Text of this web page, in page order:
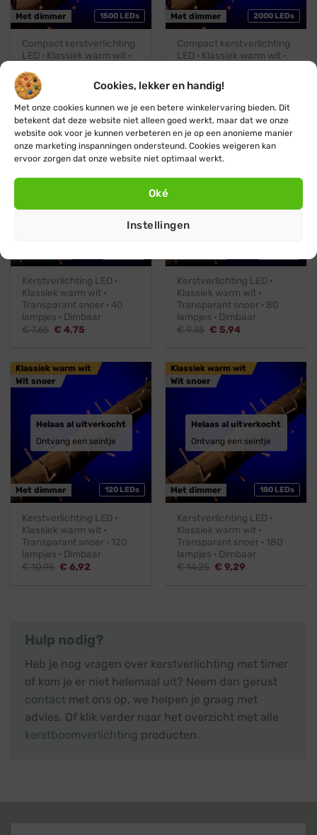
Cookies, lekker en handig!
Met onze cookies kunnen we je een betere winkelervaring bieden. Dit
betekent dat deze website niet alleen goed werkt, maar dat we onze
website ook voor je kunnen verbeteren en je op een anonieme manier
onze marketing inspanningen ondersteund. Cookies weigeren kan
ervoor zorgen dat onze website niet optimaal werkt.
Oké
Instellingen
1500 LEDs
Met dimmer
Compact kerstverlichting
LED · Klassiek warm wit ·
lampjes · Dimbaar
€58,45
Oorspronkelijke
was:
€ 58,45.
52,95Huidige
is:
€ 52,95.
2000 LEDs
Met dimmer
Compact kerstverlichting
LED · Klassiek warm wit ·
lampjes · Dimbaar
€65,45 Oorspronkelijke
was:
€ 65,45.
€
is:
€ 59,45.
Klassiek warm wit
Wit snoer
Kerstverlichting LED ·
Klassiek warm wit ·
Transparant snoer · 40
lampjes · Dimbaar
€7,65 Oorspronkelijke
€ 4,75
Klassiek warm wit
Wit snoer
Kerstverlichting LED ·
Klassiek warm wit ·
Transparant snoer · 80
lampjes · Dimbaar
€9,35 Oorspronkelijke
€ 5,94Huidige
120 LEDs
Klassiek warm wit
Wit snoer
Met dimmer
Helaas al uitverkocht
Ontvang een seintje
Kerstverlichting LED ·
Klassiek warm wit ·
Transparant snoer · 120
lampjes · Dimbaar
€10,95 Oorspronkelijke
€ 6,92
180 LEDs
Klassiek warm wit
Wit snoer
Met dimmer
Helaas al uitverkocht
Ontvang een seintje
Kerstverlichting LED ·
Klassiek warm wit ·
Transparant snoer · 180
lampjes · Dimbaar
€14,25 Oorspronkelijke
€ 9,29
Hulp nodig?
Heb je nog vragen over kerstverlichting met timer
of kom je er niet helemaal uit? Neem dan gerust
contact met ons op, we helpen je graag met
advies. Of klik verder naar het overzicht met alle
kerstboomverlichting producten.